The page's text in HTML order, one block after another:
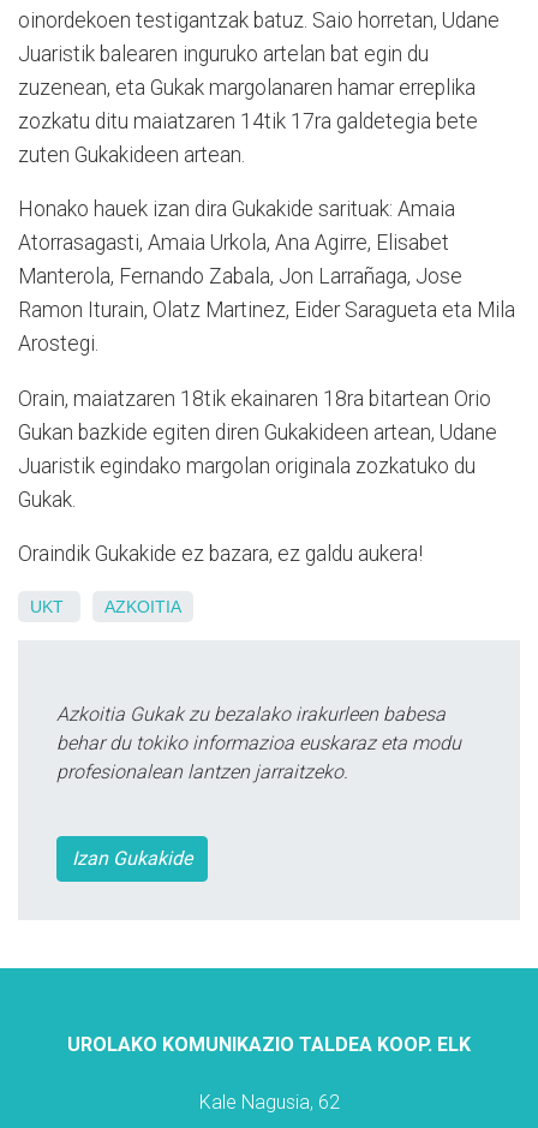
oinordekoen testigantzak batuz. Saio horretan, Udane
Juaristik balearen inguruko artelan bat egin du
zuzenean, eta Gukak margolanaren hamar erreplika
zozkatu ditu maiatzaren 14tik 17ra galdetegia bete
zuten Gukakideen artean.
Honako hauek izan dira Gukakide sarituak: Amaia
Atorrasagasti, Amaia Urkola, Ana Agirre, Elisabet
Manterola, Fernando Zabala, Jon Larrañaga, Jose
Ramon Iturain, Olatz Martinez, Eider Saragueta eta Mila
Arostegi.
Orain, maiatzaren 18tik ekainaren 18ra bitartean Orio
Gukan bazkide egiten diren Gukakideen artean, Udane
Juaristik egindako margolan originala zozkatuko du
Gukak.
Oraindik Gukakide ez bazara, ez galdu aukera!
UKT AZKOITIA
Azkoitia Gukak zu bezalako irakurleen babesa
behar du tokiko informazioa euskaraz eta modu
profesionalean lantzen jarraitzeko.
Izan Gukakide
UROLAKO KOMUNIKAZIO TALDEA KOOP. ELK
Kale Nagusia, 62